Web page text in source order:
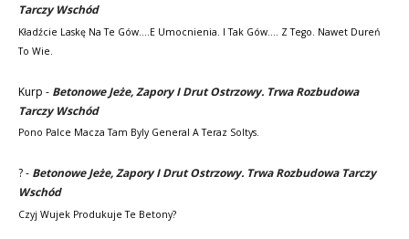
Tarczy Wschód
Kładźcie Laskę Na Te Gów....e Umocnienia. I Tak Gów.... Z Tego. Nawet Dureń
To Wie.
Kurp - Betonowe Jeże, Zapory I Drut Ostrzowy. Trwa Rozbudowa
Tarczy Wschód
Pono Palce Macza Tam Byly General A Teraz Soltys.
?- Betonowe Jeże, Zapory I Drut Ostrzowy. Trwa Rozbudowa Tarczy
Wschód
Czyj Wujek Produkuje Te Betony?